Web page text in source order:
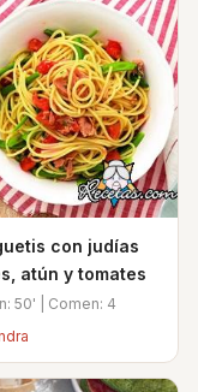
con judías
atún y tomates
50' | Comen: 4